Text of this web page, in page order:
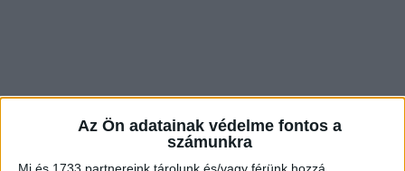
Az Ön adatainak védelme fontos a
számunkra